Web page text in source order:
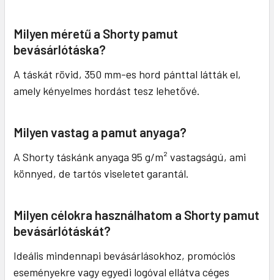
Milyen méretű a Shorty pamut
bevásárlótáska?
A táskát rövid, 350 mm-es hord pánttal látták el,
amely kényelmes hordást tesz lehetővé.
Milyen vastag a pamut anyaga?
A Shorty táskánk anyaga 95 g/m² vastagságú, ami
könnyed, de tartós viseletet garantál.
Milyen célokra használhatom a Shorty pamut
bevásárlótáskát?
Ideális mindennapi bevásárlásokhoz, promóciós
eseményekre vagy egyedi logóval ellátva céges